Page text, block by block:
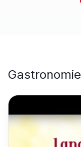
Gastronomie